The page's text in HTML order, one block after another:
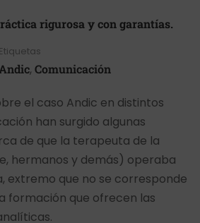
rigurosa y con garantías.
Etiquetas
Andic, Comunicación
el caso Andic en distintos
han surgido algunas
de que la terapeuta de la
hermanos y demás) operaba
extremo que no se corresponde
formación que ofrecen las